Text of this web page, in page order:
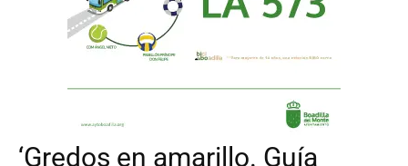
‘Gredos en amarillo. Guía